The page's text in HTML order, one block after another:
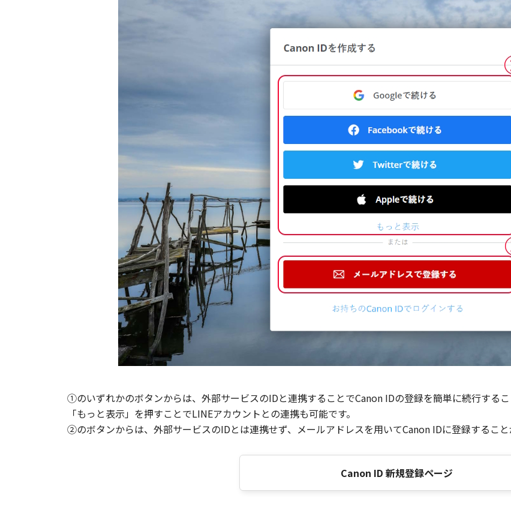
①のいずれかのボタンからは、外部サービスのIDと連携することでCanon IDの登録を簡単に続行するこ
「もっと表示」を押すことでLINEアカウントとの連携も可能です。
②のボタンからは、外部サービスのIDとは連携せず、メールアドレスを用いてCanon IDに登録すること
Canon ID 新規登録ページ